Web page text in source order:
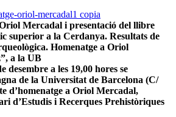
Mercadal i presentació del llibre
superior a la Cerdanya. Resultats de
Homenatge a Oriol
a la UB
desembre a les 19,00 hores se
de la Universitat de Barcelona (C/
d’homenatge a Oriol Mercadal,
d’Estudis i Recerques Prehistòriques